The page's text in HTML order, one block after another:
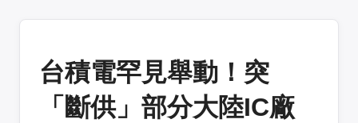
台積電罕見舉動！突
「斷供」部分大陸IC廠